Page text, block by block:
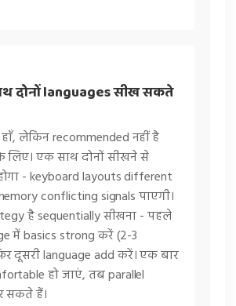
दोनों languages सीख सकते
लेकिन recommended नहीं है
लिए। एक साथ दोनों सीखने से
- keyboard layouts different
conflicting signals पाएगी।
है sequentially सीखना - पहले
में basics strong करें (2-3
दूसरी language add करें। एक बार
हो जाएं, तब parallel
सकते हैं।